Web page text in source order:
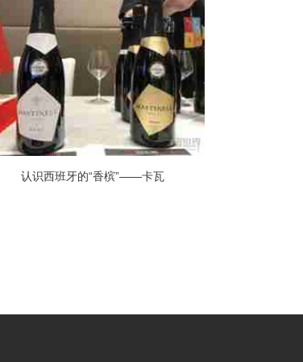
认识西班牙的“香槟”——卡瓦